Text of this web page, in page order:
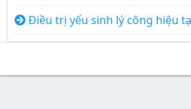
Điều trị yếu sinh lý công hiệu